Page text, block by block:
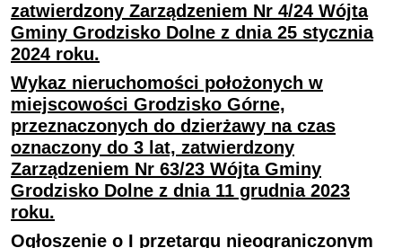
zatwierdzony Zarządzeniem Nr 4/24 Wójta
Gminy Grodzisko Dolne z dnia 25 stycznia
2024 roku.
Wykaz nieruchomości położonych w
miejscowości Grodzisko Górne,
przeznaczonych do dzierżawy na czas
oznaczony do 3 lat, zatwierdzony
Zarządzeniem Nr 63/23 Wójta Gminy
Grodzisko Dolne z dnia 11 grudnia 2023
roku.
Ogłoszenie o I przetargu nieograniczonym